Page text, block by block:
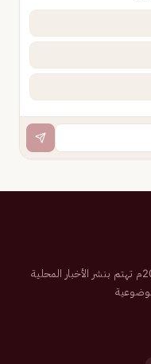
صحيفة إلكترونية سعودية تم تأسيسها عام 2007م تهتم بنشر الأخبار المحلية